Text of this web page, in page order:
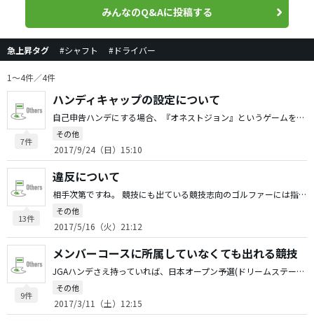
みんなのQ&Aに投稿する
急上昇タグ #シャフト #ドライバー
1〜4件／4件
7件
ハンディキャップの設定について
自己申告ハンデにする場合、『オネストジョン』というゲームを並行して行うとおもしろいし、自分に甘いハンデ申請をしてくる人への牽制になります。 ネットスコアで、オーバーパー1打につき100円罰金。アンダーパーは1打につき500円とか1000円とオーバーパーの場合の数倍の罰金を課すようにします。 アンダーパーになると罰金が多額になるので、極端に甘いハンデ申請に対する歯止めになります。 集めた罰金はイーブンパーの人が総取りしてもいいし、(総取りはお金賭けているみたいで問題だと思われるなら)コンペの運営費に回してもいいと思います。
その他
2017/9/24（日）15:10
13件
違反について
相手次第ですね。 競技にも出ている競技志向のゴルファーには指摘しますが、相手がエンジョイゴルファーの場合は基本的にスルーですね。教えても覚える気がない人も多いですし。 もちろん、聞かれたら教えます。
その他
2017/5/16（火）21:12
9件
メンバーコースに所属していなくても出れる競技
JGAハンデさえ持っていれば、日本オープン予選(ドリームステージ)に出られますよ。 エントリーフィが高いですが、普段プレーできない名門コースで開催されるのでオススメです。
その他
2017/3/11（土）12:15